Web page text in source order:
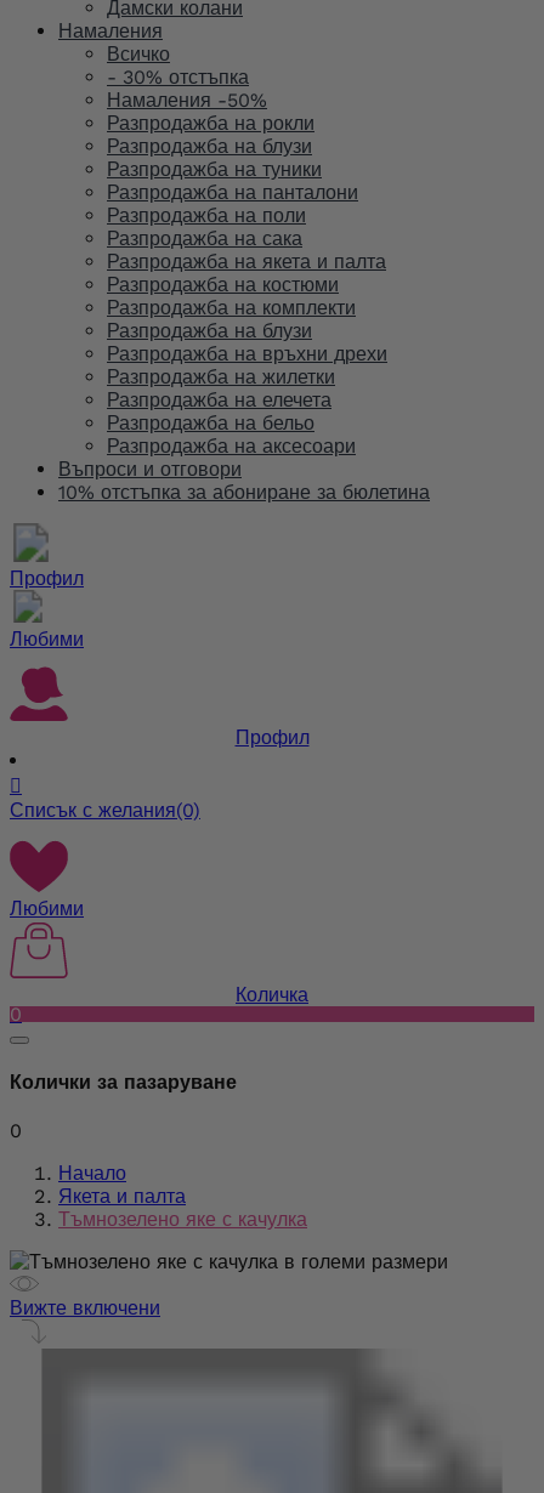
Дамски колани
Намаления
Всичко
- 30% отстъпка
Намаления -50%
Разпродажба на рокли
Разпродажба на блузи
Разпродажба на туники
Разпродажба на панталони
Разпродажба на поли
Разпродажба на сака
Разпродажба на якета и палта
Разпродажба на костюми
Разпродажба на комплекти
Разпродажба на блузи
Разпродажба на връхни дрехи
Разпродажба на жилетки
Разпродажба на елечета
Разпродажба на бельо
Разпродажба на аксесоари
Въпроси и отговори
10% отстъпка за абониране за бюлетина
Профил
Любими
Профил

Списък с желания(0)
Любими
Количка
0
Колички за пазаруване
0
Начало
Якета и палта
Тъмнозелено яке с качулка
Вижте включени